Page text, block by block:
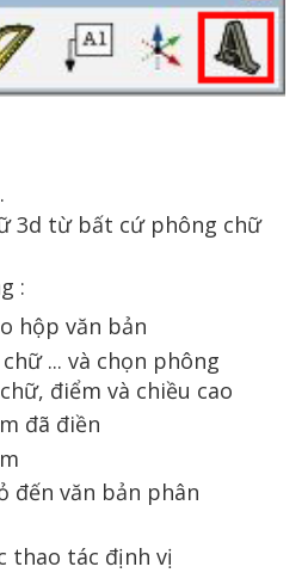
3d từ bất cứ phông chữ
:
hộp văn bản
... và chọn phông
điểm và chiều cao
đã điền
đến văn bản phân
thao tác định vị